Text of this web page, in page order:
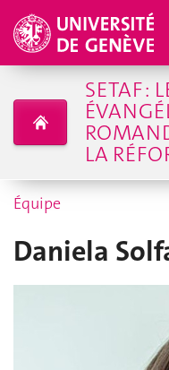
SETAF :
LA
Équipe
Daniela